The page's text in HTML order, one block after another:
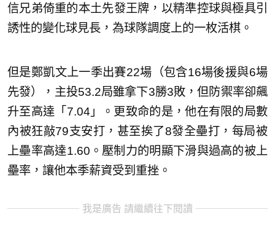
信兄弟倚重的本土先發王牌，以精準控球與極具引
誘性的變化球見長，為球隊調度上的一枚活棋。
但是鄭凱文上一季出賽22場（包含16場後援與6場
先發），主投53.2局雖拿下3勝3敗，但防禦率卻飆
升至高達「7.04」。更致命的是，他在有限的局數
內被狂敲79支安打，甚至挨了8發全壘打，每局被
上壘率高達1.60。壓制力的明顯下滑與過高的被上
壘率，讓他本季薪資受到重挫。
我是廣告 請繼續往下閱讀